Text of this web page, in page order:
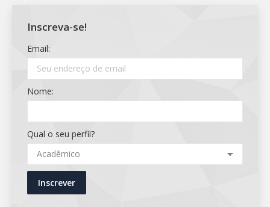
Inscreva-se!
Email:
Nome:
Qual o seu perfil?